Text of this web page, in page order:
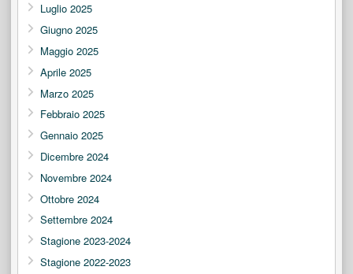
Luglio 2025
Giugno 2025
Maggio 2025
Aprile 2025
Marzo 2025
Febbraio 2025
Gennaio 2025
Dicembre 2024
Novembre 2024
Ottobre 2024
Settembre 2024
Stagione 2023-2024
Stagione 2022-2023